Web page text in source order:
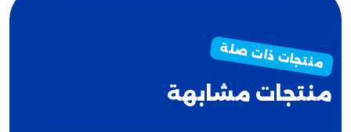
منتجات مشابهة